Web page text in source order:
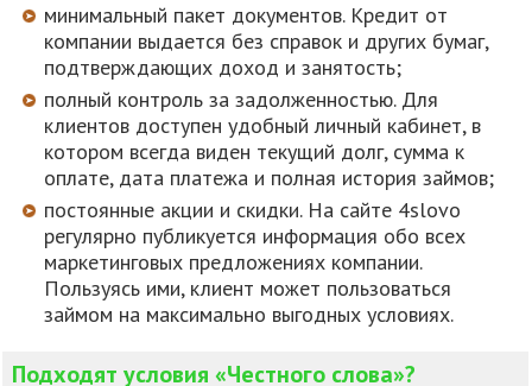
минимальный пакет документов. Кредит от
компании выдается без справок и других бумаг,
подтверждающих доход и занятость;
полный контроль за задолженностью. Для
клиентов доступен удобный личный кабинет, в
котором всегда виден текущий долг, сумма к
оплате, дата платежа и полная история займов;
постоянные акции и скидки. На сайте 4slovo
регулярно публикуется информация обо всех
маркетинговых предложениях компании.
Пользуясь ими, клиент может пользоваться
займом на максимально выгодных условиях.
Подходят условия «Честного слова»?